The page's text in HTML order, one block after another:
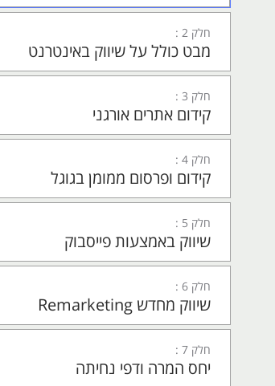
ד"ר רוני הורוביץ, מנכ"ל חברת רב-
עבורכם, בעלי העסקים, עולם דינמי,
חלק 2 :
מבט כולל על שיווק באינטרנט
חלק 3 :
קידום אתרים אורגני
חלק 4 :
קידום ופרסום ממומן בגוגל
חלק 5 :
שיווק באמצעות פייסבוק
חלק 6 :
שיווק מחדש Remarketing
חלק 7 :
יחס המרה ודפי נחיתה